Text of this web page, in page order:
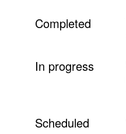
Completed
In progress
Scheduled